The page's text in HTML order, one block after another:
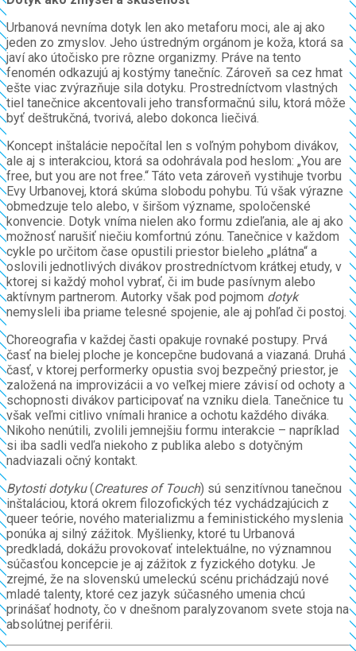
Urbanová nevníma dotyk len ako metaforu moci, ale aj ako
jeden zo zmyslov. Jeho ústredným orgánom je koža, ktorá sa
javí ako útočisko pre rôzne organizmy. Práve na tento
fenomén odkazujú aj kostýmy tanečníc. Zároveň sa cez hmat
ešte viac zvýrazňuje sila dotyku. Prostredníctvom vlastných
tiel tanečnice akcentovali jeho transformačnú silu, ktorá môže
byť deštrukčná, tvorivá, alebo dokonca liečivá.
Koncept inštalácie nepočítal len s voľným pohybom divákov,
ale aj s interakciou, ktorá sa odohrávala pod heslom: „You are
free, but you are not free.“ Táto veta zároveň vystihuje tvorbu
Evy Urbanovej, ktorá skúma slobodu pohybu. Tú však výrazne
obmedzuje telo alebo, v širšom význame, spoločenské
konvencie. Dotyk vníma nielen ako formu zdieľania, ale aj ako
možnosť narušiť niečiu komfortnú zónu. Tanečnice v každom
cykle po určitom čase opustili priestor bieleho „plátna“ a
oslovili jednotlivých divákov prostredníctvom krátkej etudy, v
ktorej si každý mohol vybrať, či im bude pasívnym alebo
aktívnym partnerom. Autorky však pod pojmom dotyk
nemysleli iba priame telesné spojenie, ale aj pohľad či postoj.
Choreografia v každej časti opakuje rovnaké postupy. Prvá
časť na bielej ploche je koncepčne budovaná a viazaná. Druhá
časť, v ktorej performerky opustia svoj bezpečný priestor, je
založená na improvizácii a vo veľkej miere závisí od ochoty a
schopnosti divákov participovať na vzniku diela. Tanečnice tu
však veľmi citlivo vnímali hranice a ochotu každého diváka.
Nikoho nenútili, zvolili jemnejšiu formu interakcie – napríklad
si iba sadli vedľa niekoho z publika alebo s dotyčným
nadviazali očný kontakt.
Bytosti dotyku(Creatures of Touch) sú senzitívnou tanečnou
inštaláciou, ktorá okrem filozofických téz vychádzajúcich z
queer teórie, nového materializmu a feministického myslenia
ponúka aj silný zážitok. Myšlienky, ktoré tu Urbanová
predkladá, dokážu provokovať intelektuálne, no významnou
súčasťou koncepcie je aj zážitok z fyzického dotyku. Je
zrejmé, že na slovenskú umeleckú scénu prichádzajú nové
mladé talenty, ktoré cez jazyk súčasného umenia chcú
prinášať hodnoty, čo v dnešnom paralyzovanom svete stoja na
absolútnej periférii.